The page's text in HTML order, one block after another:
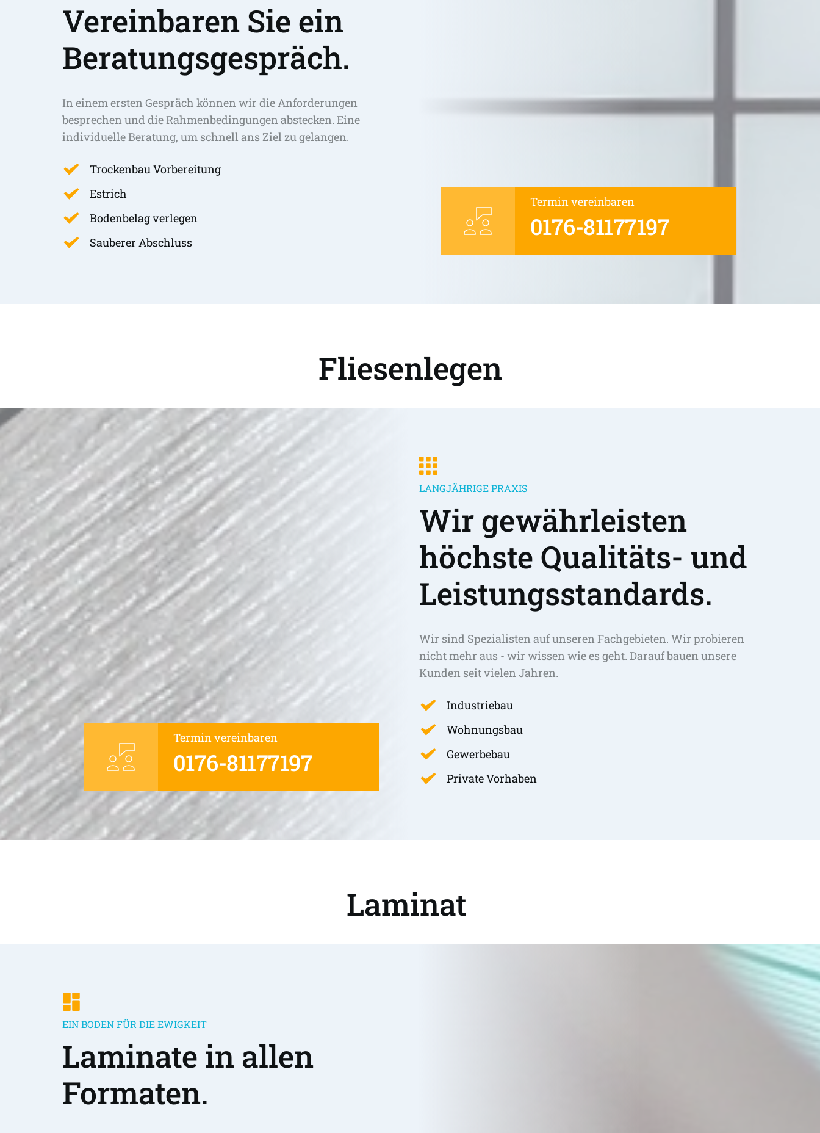
Vereinbaren Sie ein
Beratungsgespräch.
In einem ersten Gespräch können wir die Anforderungen
besprechen und die Rahmenbedingungen abstecken. Eine
individuelle Beratung, um schnell ans Ziel zu gelangen.
Trockenbau Vorbereitung
Estrich
Bodenbelag verlegen
Sauberer Abschluss
Termin vereinbaren
0176-81177197
Fliesenlegen
Termin vereinbaren
0176-81177197
LANGJÄHRIGE PRAXIS
Wir gewährleisten
höchste Qualitäts- und
Leistungsstandards.
Wir sind Spezialisten auf unseren Fachgebieten. Wir probieren
nicht mehr aus - wir wissen wie es geht. Darauf bauen unsere
Kunden seit vielen Jahren.
Industriebau
Wohnungsbau
Gewerbebau
Private Vorhaben
Laminat
EIN BODEN FÜR DIE EWIGKEIT
Laminate in allen
Formaten.